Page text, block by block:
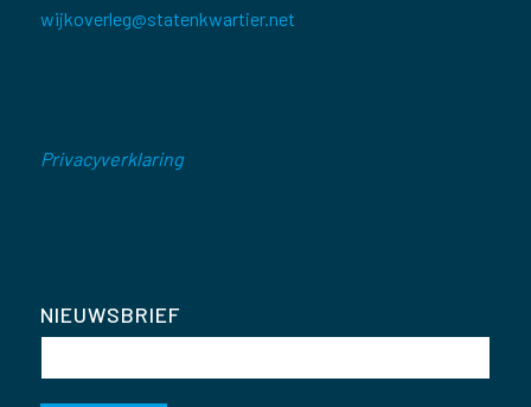
wijkoverleg@statenkwartier.net
Privacyverklaring
NIEUWSBRIEF